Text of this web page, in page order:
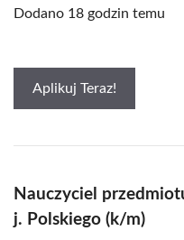
Dodano 18 godzin temu
Aplikuj Teraz!
Nauczyciel
j. Polskiego (k/m)